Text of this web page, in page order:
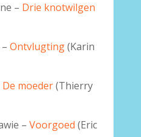
– Drie knotwilgen
Ontvlugting(Karin
De moeder(Thierry
– Voorgoed (Eric